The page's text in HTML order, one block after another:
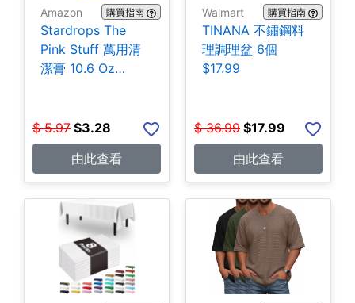
Amazon 購買指南
Stardrops The
Pink Stuff 萬用清
潔膏 10.6 Oz
$ 5.97 $3.28
由此查看
Walmart 購買指南
TINANA 不鏽鋼料
理調理盆 6個
$17.99
$ 36.99 $17.99
由此查看